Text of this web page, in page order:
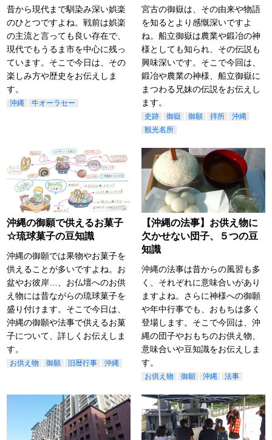
昔から現代まで馴染み深い娯楽
のひとつですよね。戦前は娯楽
の主流と言っても良い存在で、
現代でもうるま市を中心に残っ
ています。そこで今日は、その
楽しみ方や歴史をお伝えしま
す。
沖縄 牛オーラセー
宮古の御嶽は、その由来や物語
を知るとより感慨深いですよ
ね。船立御嶽は農業や鍛冶の神
様としても知られ、その伝説も
興味深いです。そこで今回は、
鍛冶や農業の神様、船立御嶽に
まつわる兄妹の伝説をお伝えし
ます。
史跡 御嶽 御願 拝所
沖縄
観光名所
沖縄の御願で供えるお菓子
☆琉球菓子の豆知識
沖縄の御願では果物やお菓子を
供えることが多いですよね。お
盆やお彼岸…、お仏壇へのお供
え物には昔ながらの琉球菓子を
盛り付けます。そこで今日は、
沖縄の御願や法事で供えるお菓
子について、詳しくお伝えしま
す。
お供え物 御願 旧暦行事 沖縄
【沖縄の法事】お供え物に
欠かせない団子、５つの豆
知識
沖縄の法事は昔からの風習も多
く、それぞれに意味合いがあり
ますよね。さらに神様への御願
や年中行事でも、おもちは多く
登場します。そこで今回は、沖
縄の団子やおもちのお供え物、
意味合いや豆知識をお伝えしま
す。
お供え物 御願 沖縄 法事